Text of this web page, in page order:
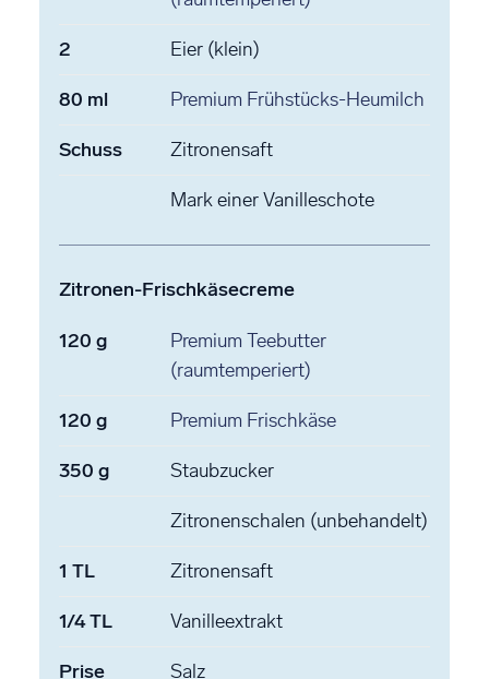
2 Eier (klein)
80 ml Premium Frühstücks-Heumilch
Schuss Zitronensaft
Mark einer Vanilleschote
Zitronen-Frischkäsecreme
120 g
Premium Teebutter
(raumtemperiert)
120 g Premium Frischkäse
350 g Staubzucker
Zitronenschalen (unbehandelt)
1 TL Zitronensaft
1/4TL Vanilleextrakt
Prise Salz